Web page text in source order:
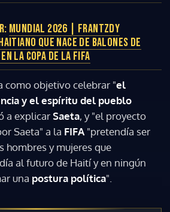
MUNDIAL 2026 | FRANTZDY
QUE NACE DE BALONES DE
LA COPA DE LA FIFA
como objetivo celebrar "el
y el espíritu del pueblo
a explicarSaeta, y "el proyecto
Saeta" a la FIFA "pretendía ser
hombres y mujeres que
al futuro de Haití y en ningún
una postura política".